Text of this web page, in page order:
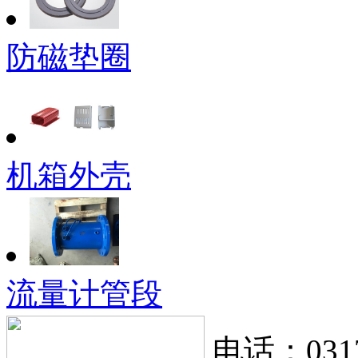
防磁垫圈
机箱外壳
流量计管段
电话：